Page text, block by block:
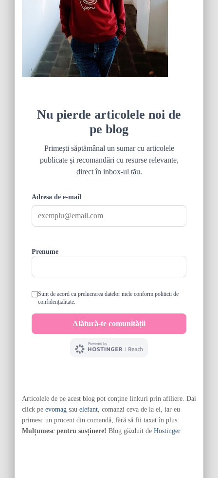
Articolele de pe acest blog pot conține linkuri prin afiliere. Dai
click pe evomag sau elefant, comanzi ceva de la ei, iar eu
primesc un procent din comandă, fără să fii taxat în plus.
Mulțumesc pentru susținere! Blog găzduit de Hostinger